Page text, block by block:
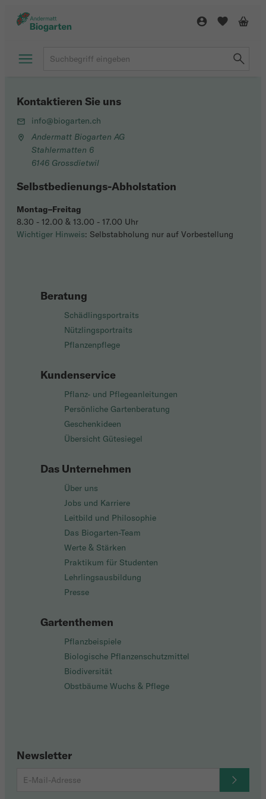
Beratung
Schädlingsportraits
Nützlingsportraits
Pflanzenpflege
Kundenservice
Pflanz- und Pflegeanleitungen
Persönliche Gartenberatung
Geschenkideen
Übersicht Gütesiegel
Das Unternehmen
Über uns
Jobs und Karriere
Leitbild und Philosophie
Das Biogarten-Team
Werte & Stärken
Praktikum für Studenten
Lehrlingsausbildung
Presse
Gartenthemen
Pflanzbeispiele
Biologische Pflanzenschutzmittel
Biodiversität
Obstbäume Wuchs & Pflege
Newsletter
Kontaktieren Sie uns
info@biogarten.ch
Andermatt Biogarten AG
Stahlermatten 6
6146 Grossdietwil
Selbstbedienungs-Abholstation
Montag–Freitag
8.30 - 12.00 & 13.00 - 17.00 Uhr
Wichtiger Hinweis: Selbstabholung nur auf Vorbestellung